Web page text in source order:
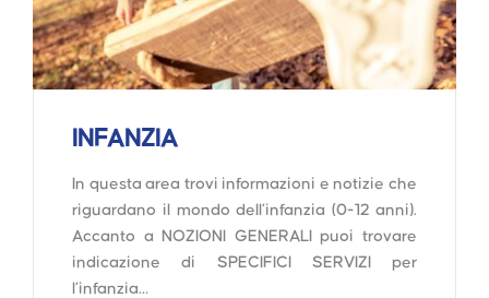
INFANZIA
In questa area trovi informazioni e notizie che
riguardano il mondo dell’infanzia (0-12 anni).
Accanto a NOZIONI GENERALI puoi trovare
indicazione di SPECIFICI SERVIZI per
l’infanzia…